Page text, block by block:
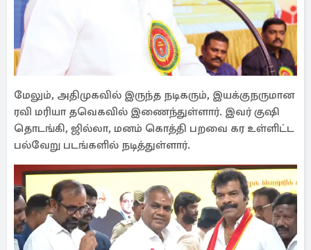
மேலும், அதிமுகவில் இருந்த நடிகரும், இயக்குநருமான
ரவி மரியா தவெகவில் இணைந்துள்ளார். இவர் குஷி
தொடங்கி, ஜில்லா, மனம் கொத்தி பறவை கர உள்ளிட்ட
பல்வேறு படங்களில் நடித்துள்ளார்.